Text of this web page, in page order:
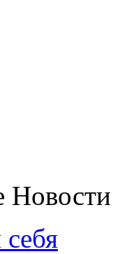
Новости